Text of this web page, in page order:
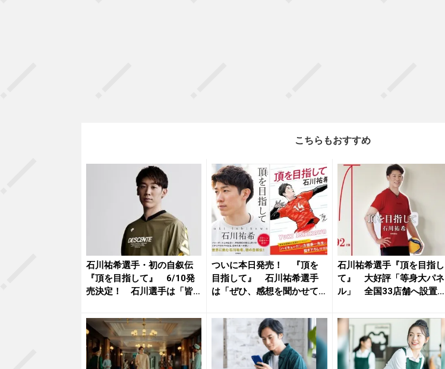
こちらもおすすめ
石川祐希選手・初の自叙伝
『頂を目指して』 6/10発
売決定！ 石川選手は「皆
ついに本日発売！ 『頂を
目指して』 石川祐希選手
は「ぜひ、感想を聞かせて
石川祐希選手『頂を目指し
て』 大好評「等身大パネ
ル」 全国33店舗へ設置店